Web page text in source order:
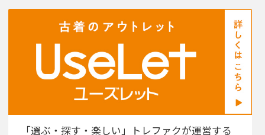
「選ぶ・探す・楽しい」トレファクが運営する